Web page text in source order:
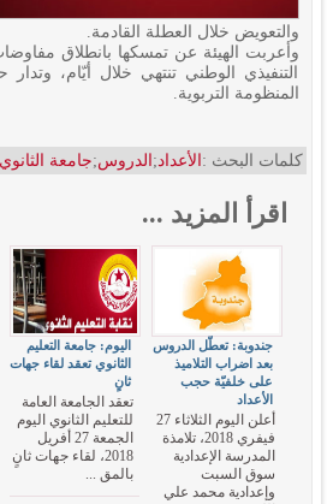
والتعويض خلال العطلة القادمة.
وأعربت الهيئة عن تمسكها بانطلاق
التنفيذي الوطني تنتهي خلال أيّام،
المنظومة التربوية.
كلمات البحث : الأعداد; الدروس;جامعة الثانوي
اقرأ المزيد ...
اليوم: جامعة التعليم
الثانوي تعقد لقاء جهات
ثانٍ
تعقد الجامعة العامة
للتعليم الثانوي اليوم
الجمعة 27 أفريل
2018، لقاء جهات ثانٍ
بالمق ...
جندوبة: تعطّل الدروس
بعد اضراب التلاميذ
على خلفيّة حجب
الأعداد
أعلن اليوم الثلاثاء 27
فيفري 2018، تلامذة
المدرسة الإعدادية
سوق السبت
وإعدادية محمد علي